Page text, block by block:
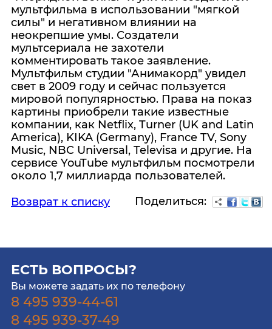
мультфильма в использовании "мягкой
силы" и негативном влиянии на
неокрепшие умы. Создатели
мультсериала не захотели
комментировать такое заявление.
Мультфильм студии "Анимакорд" увидел
свет в 2009 году и сейчас пользуется
мировой популярностью. Права на показ
картины приобрели такие известные
компании, как Netflix, Turner (UK and Latin
America), KIKA (Germany), France TV, Sony
Music, NBC Universal, Televisa и другие. На
сервисе YouTube мультфильм посмотрели
около 1,7 миллиарда пользователей.
Возврат к списку
Поделиться:
ЕСТЬ ВОПРОСЫ?
Вы можете задать их по телефону
8 495 939-44-61
8 495 939-37-49